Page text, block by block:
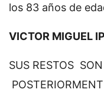
los 83 años de
VICTOR MIGUEL
SUS RESTOS